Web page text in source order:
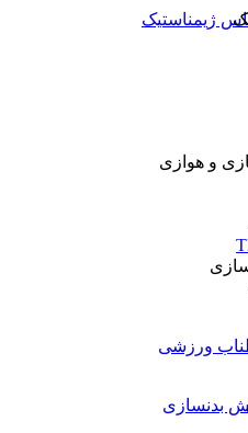
ژیمناستیک
و هوازی
ورزشی
بدنسازی